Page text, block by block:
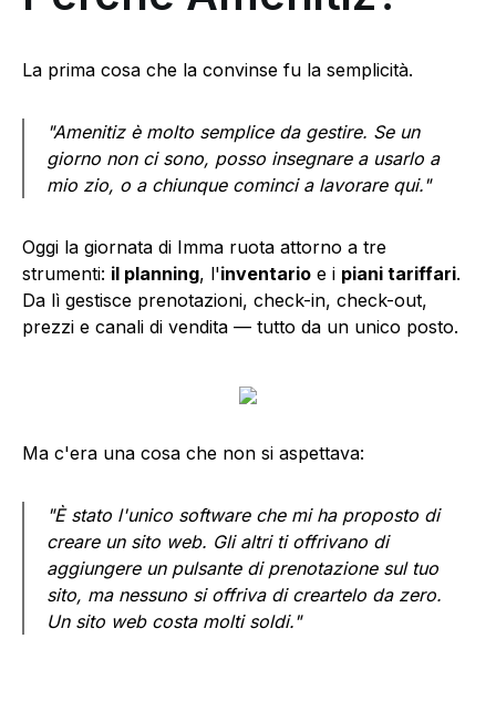
La prima cosa che la convinse fu la semplicità.
"Amenitiz è molto semplice da gestire. Se un
giorno non ci sono, posso insegnare a usarlo a
mio zio, o a chiunque cominci a lavorare qui."
Oggi la giornata di Imma ruota attorno a tre
strumenti: il planning, l'inventario e i piani tariffari.
Da lì gestisce prenotazioni, check-in, check-out,
prezzi e canali di vendita — tutto da un unico posto.
Ma c'era una cosa che non si aspettava:
"È stato l'unico software che mi ha proposto di
creare un sito web. Gli altri ti offrivano di
aggiungere un pulsante di prenotazione sul tuo
sito, ma nessuno si offriva di creartelo da zero.
Un sito web costa molti soldi."